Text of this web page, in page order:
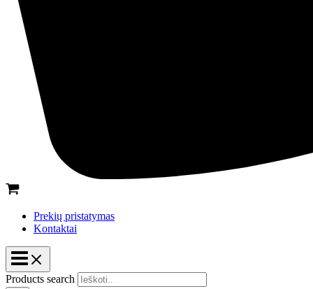
Prekių pristatymas
Kontaktai
Products search